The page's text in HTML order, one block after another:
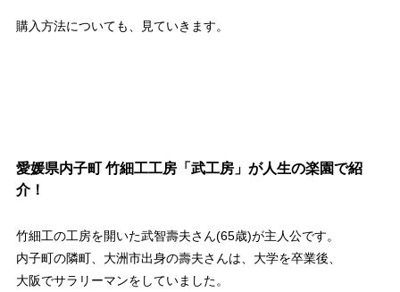
購入方法についても、見ていきます。
愛媛県内子町 竹細工工房「武工房」が人生の楽園で紹
介！
竹細工の工房を開いた武智壽夫さん(65歳)が主人公です。
内子町の隣町、大洲市出身の壽夫さんは、大学を卒業後、
大阪でサラリーマンをしていました。